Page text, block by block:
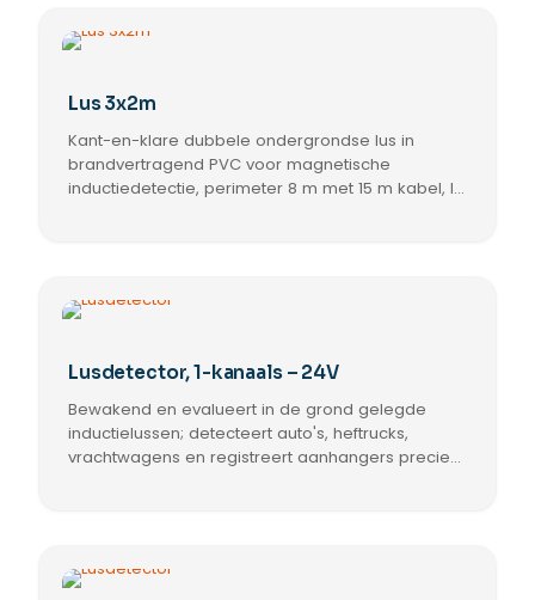
Lus 3x2m
Kant-en-klare dubbele ondergrondse lus in
brandvertragend PVC voor magnetische
inductiedetectie, perimeter 8 m met 15 m kabel, IP
Lusdetector, 1-kanaals – 24V
Bewakend en evalueert in de grond gelegde
inductielussen; detecteert auto's, heftrucks,
vrachtwagens en registreert aanhangers precies,